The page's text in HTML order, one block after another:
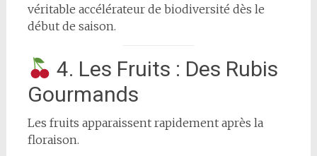
véritable accélérateur de biodiversité dès le
début de saison.
4. Les Fruits : Des Rubis
Gourmands
Les fruits apparaissent rapidement après la
floraison.